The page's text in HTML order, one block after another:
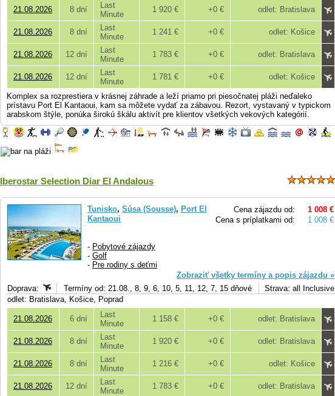
21.08.2026 8 dní
Last
Minute
1 920 € +0 € odlet: Bratislava
21.08.2026 8 dní
Last
Minute
1 241 € +0 € odlet: Košice
21.08.2026 12 dní
Last
Minute
1 783 € +0 € odlet: Bratislava
21.08.2026 12 dní
Last
Minute
1 781 € +0 € odlet: Košice
Komplex sa rozprestiera v krásnej záhrade a leží priamo pri piesočnatej pláži neďaleko
prístavu Port El Kantaoui, kam sa môžete vydať za zábavou. Rezort, vystavaný v typickom
arabskom štýle, ponúka širokú škálu aktivít pre klientov všetkých vekových kategórií.
Iberostar Selection Diar El Andalous
Cena zájazdu od:
1 008 €
Cena s príplatkami od:
1 008 €
Tunisko, Súsa (Sousse), Port El
Kantaoui
- Pobytové zájazdy
- Golf
- Pre rodiny s deťmi
Zobraziť všetky termíny a popis zájazdu »
Doprava:
Termíny od: 21.08., 8, 9, 6, 10, 5, 11, 12, 7, 15 dňové
Strava: all Inclusive
odlet: Bratislava, Košice, Poprad
21.08.2026 6 dní
Last
Minute
1 158 € +0 € odlet: Bratislava
21.08.2026 8 dní
Last
Minute
1 920 € +0 € odlet: Bratislava
21.08.2026 8 dní
Last
Minute
1 216 € +0 € odlet: Košice
21.08.2026 12 dní
Last
Minute
1 783 € +0 € odlet: Bratislava